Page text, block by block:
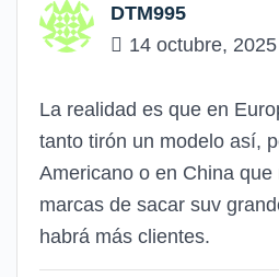
DTM995
14 octubre,
La realidad es que en
tanto tirón un modelo así,
Americano o en China que
marcas de sacar suv
habrá más clientes.